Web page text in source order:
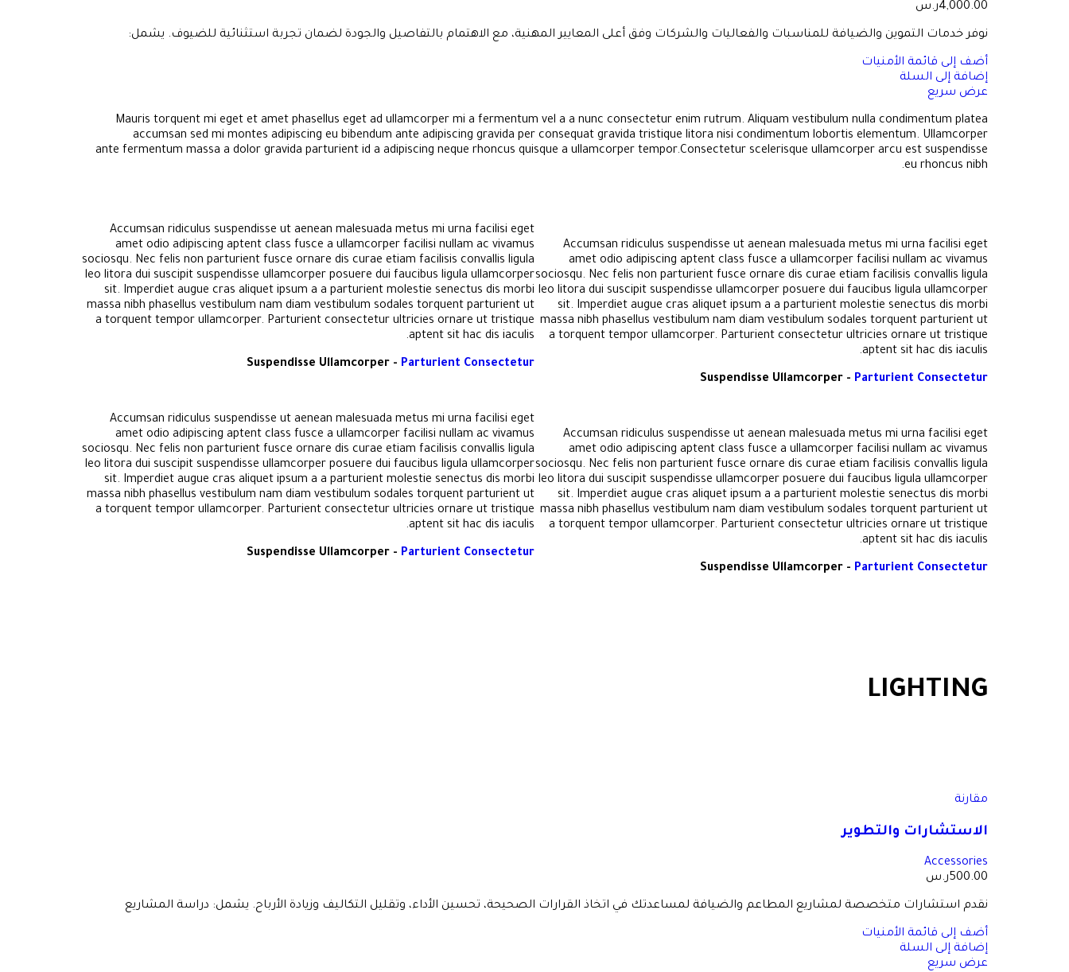
4,000.00ر.س
نوفر خدمات التموين والضيافة للمناسبات والفعاليات والشركات وفق أعلى المعايير المهنية، مع الاهتمام بالتفاصيل والجودة لضمان تجربة استثنائية للضيوف. يشمل:
أضف إلى قائمة الأمنيات
إضافة إلى السلة
عرض سريع
Mauris torquent mi eget et amet phasellus eget ad ullamcorper mi a fermentum vel a a nunc consectetur enim rutrum. Aliquam vestibulum nulla condimentum platea
accumsan sed mi montes adipiscing eu bibendum ante adipiscing gravida per consequat gravida tristique litora nisi condimentum lobortis elementum. Ullamcorper
ante fermentum massa a dolor gravida parturient id a adipiscing neque rhoncus quisque a ullamcorper tempor.Consectetur scelerisque ullamcorper arcu est suspendisse
eu rhoncus nibh.
Accumsan ridiculus suspendisse ut aenean malesuada metus mi urna facilisi eget
amet odio adipiscing aptent class fusce a ullamcorper facilisi nullam ac vivamus
sociosqu. Nec felis non parturient fusce ornare dis curae etiam facilisis convallis ligula
leo litora dui suscipit suspendisse ullamcorper posuere dui faucibus ligula ullamcorper
sit. Imperdiet augue cras aliquet ipsum a a parturient molestie senectus dis morbi
massa nibh phasellus vestibulum nam diam vestibulum sodales torquent parturient ut
a torquent tempor ullamcorper. Parturient consectetur ultricies ornare ut tristique
aptent sit hac dis iaculis.
Suspendisse Ullamcorper - Parturient Consectetur
Accumsan ridiculus suspendisse ut aenean malesuada metus mi urna facilisi eget
amet odio adipiscing aptent class fusce a ullamcorper facilisi nullam ac vivamus
sociosqu. Nec felis non parturient fusce ornare dis curae etiam facilisis convallis ligula
leo litora dui suscipit suspendisse ullamcorper posuere dui faucibus ligula ullamcorper
sit. Imperdiet augue cras aliquet ipsum a a parturient molestie senectus dis morbi
massa nibh phasellus vestibulum nam diam vestibulum sodales torquent parturient ut
a torquent tempor ullamcorper. Parturient consectetur ultricies ornare ut tristique
aptent sit hac dis iaculis.
Suspendisse Ullamcorper - Parturient Consectetur
Accumsan ridiculus suspendisse ut aenean malesuada metus mi urna facilisi eget
amet odio adipiscing aptent class fusce a ullamcorper facilisi nullam ac vivamus
sociosqu. Nec felis non parturient fusce ornare dis curae etiam facilisis convallis ligula
leo litora dui suscipit suspendisse ullamcorper posuere dui faucibus ligula ullamcorper
sit. Imperdiet augue cras aliquet ipsum a a parturient molestie senectus dis morbi
massa nibh phasellus vestibulum nam diam vestibulum sodales torquent parturient ut
a torquent tempor ullamcorper. Parturient consectetur ultricies ornare ut tristique
aptent sit hac dis iaculis.
Suspendisse Ullamcorper - Parturient Consectetur
Accumsan ridiculus suspendisse ut aenean malesuada metus mi urna facilisi eget
amet odio adipiscing aptent class fusce a ullamcorper facilisi nullam ac vivamus
sociosqu. Nec felis non parturient fusce ornare dis curae etiam facilisis convallis ligula
leo litora dui suscipit suspendisse ullamcorper posuere dui faucibus ligula ullamcorper
sit. Imperdiet augue cras aliquet ipsum a a parturient molestie senectus dis morbi
massa nibh phasellus vestibulum nam diam vestibulum sodales torquent parturient ut
a torquent tempor ullamcorper. Parturient consectetur ultricies ornare ut tristique
aptent sit hac dis iaculis.
Suspendisse Ullamcorper - Parturient Consectetur
LIGHTING
مقارنة
الاستشارات والتطوير
Accessories
500.00ر.س
نقدم استشارات متخصصة لمشاريع المطاعم والضيافة لمساعدتك في اتخاذ القرارات الصحيحة، تحسين الأداء، وتقليل التكاليف وزيادة الأرباح. يشمل: دراسة المشاريع
أضف إلى قائمة الأمنيات
إضافة إلى السلة
عرض سريع